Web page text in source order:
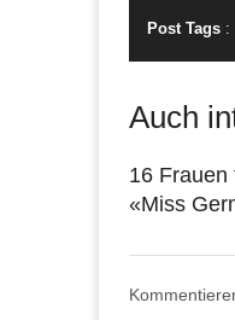
Post Tags :
Auch
16 Frauen
«Miss